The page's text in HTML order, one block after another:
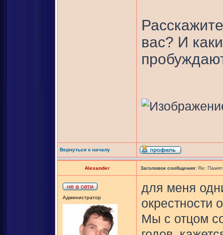
вас? И
Вернуться к началу
Alexander Заголовок сообщения: Re:
Администратор
для меня
окрестности
Мы с отцом